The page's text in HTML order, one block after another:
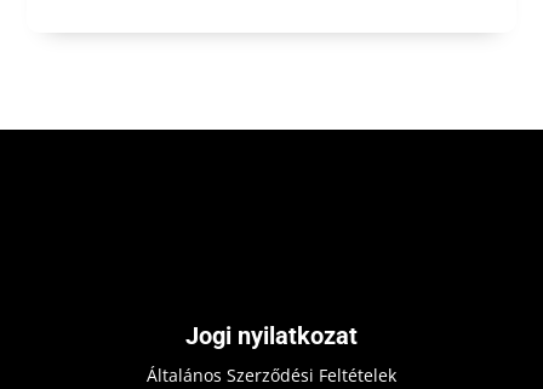
Jogi nyilatkozat
Általános Szerződési Feltételek